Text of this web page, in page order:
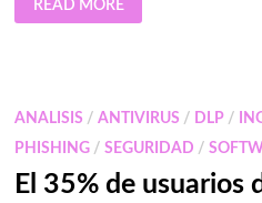
ACERCA
CONSEJOS
DISPOSITIVOS
READ MORE
ANALISIS / ANTIVIRUS / DLP/
PHISHING/ SEGURIDAD /
El 35% de usuarios